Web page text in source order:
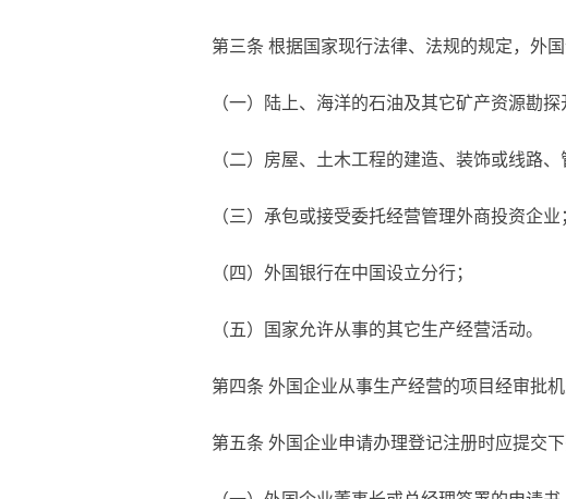
第三条 根据国家现行法律、法规的规定，外
（一）陆上、海洋的石油及其它矿产资源勘探
（二）房屋、土木工程的建造、装饰或线路
（三）承包或接受委托经营管理外商投资企业
（四）外国银行在中国设立分行；
（五）国家允许从事的其它生产经营活动。
第四条 外国企业从事生产经营的项目经审批
第五条 外国企业申请办理登记注册时应提交